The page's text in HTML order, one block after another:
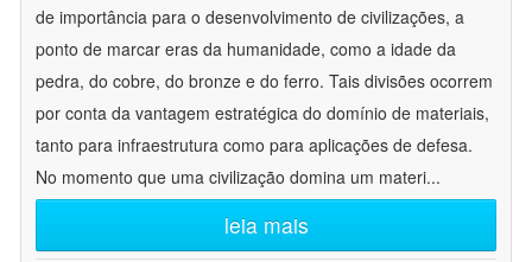
de importância para o desenvolvimento de civilizações, a
ponto de marcar eras da humanidade, como a idade da
pedra, do cobre, do bronze e do ferro. Tais divisões ocorrem
por conta da vantagem estratégica do domínio de materiais,
tanto para infraestrutura como para aplicações de defesa.
No momento que uma civilização domina um materi...
leia mais